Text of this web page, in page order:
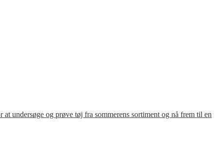
undersøge og prøve tøj fra sommerens sortiment og nå frem til en